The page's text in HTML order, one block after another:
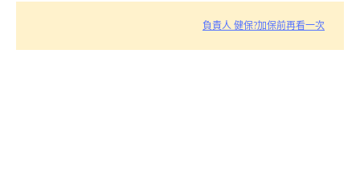
負責人 健保?加保前再看一次